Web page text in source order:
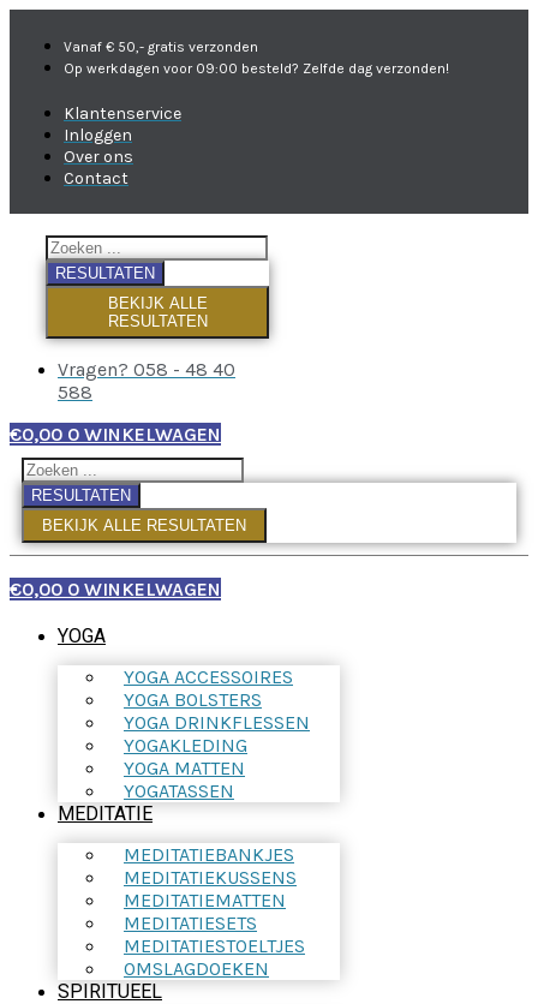
Vanaf € 50,- gratis verzonden
Op werkdagen voor 09:00 besteld? Zelfde dag verzonden!
Klantenservice
Inloggen
Over ons
Contact
RESULTATEN
BEKIJK ALLE
RESULTATEN
Vragen? 058 - 48 40
588
€0,00 0 WINKELWAGEN
RESULTATEN
BEKIJK ALLE RESULTATEN
€0,00 0 WINKELWAGEN
YOGA
YOGA ACCESSOIRES
YOGA BOLSTERS
YOGA DRINKFLESSEN
YOGAKLEDING
YOGA MATTEN
YOGATASSEN
MEDITATIE
MEDITATIEBANKJES
MEDITATIEKUSSENS
MEDITATIEMATTEN
MEDITATIESETS
MEDITATIESTOELTJES
OMSLAGDOEKEN
SPIRITUEEL